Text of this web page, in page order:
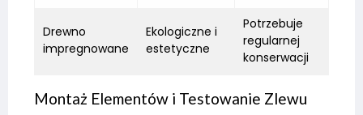
Drewno
impregnowane
Ekologiczne i
estetyczne
Potrzebuje
regularnej
konserwacji
Montaż Elementów i Testowanie Zlewu